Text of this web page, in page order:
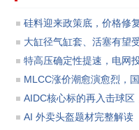
大缸径气缸套、活塞有望
特高压确定性提速，电网
MLCC涨价潮愈演愈烈，
AI 外卖头盔题材完整解读